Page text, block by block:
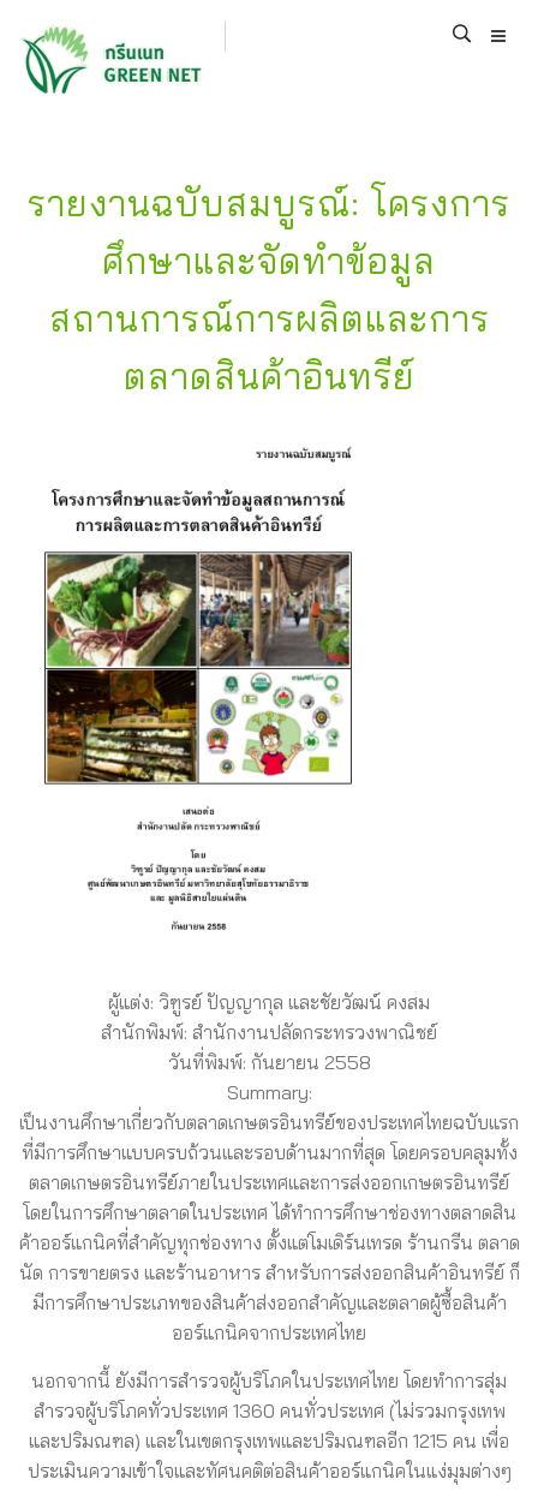
รายงานฉบับสมบูรณ์: โครงการ
ศึกษาและจัดทำข้อมูล
สถานการณ์การผลิตและการ
ตลาดสินค้าอินทรีย์
ผู้แต่ง: วิฑูรย์ ปัญญากุล และชัยวัฒน์ คงสม
สำนักพิมพ์: สำนักงานปลัดกระทรวงพาณิชย์
วันที่พิมพ์: กันยายน 2558
Summary:
เป็นงานศึกษาเกี่ยวกับตลาดเกษตรอินทรีย์ของประเทศไทยฉบับแรก
ที่มีการศึกษาแบบครบถ้วนและรอบด้านมากที่สุด โดยครอบคลุมทั้ง
ตลาดเกษตรอินทรีย์ภายในประเทศและการส่งออกเกษตรอินทรีย์
โดยในการศึกษาตลาดในประเทศ ได้ทำการศึกษาช่องทางตลาดสิน
ค้าออร์แกนิคที่สำคัญทุกช่องทาง ตั้งแต่โมเดิร์นเทรด ร้านกรีน ตลาด
นัด การขายตรง และร้านอาหาร สำหรับการส่งออกสินค้าอินทรีย์ ก็
มีการศึกษาประเภทของสินค้าส่งออกสำคัญและตลาดผู้ซื้อสินค้า
ออร์แกนิคจากประเทศไทย
นอกจากนี้ ยังมีการสำรวจผู้บริโภคในประเทศไทย โดยทำการสุ่ม
สำรวจผู้บริโภคทั่วประเทศ 1360 คนทั่วประเทศ (ไม่รวมกรุงเทพ
และปริมณฑล) และในเขตกรุงเทพและปริมณฑลอีก 1215 คน เพื่อ
ประเมินความเข้าใจและทัศนคติต่อสินค้าออร์แกนิคในแง่มุมต่างๆ